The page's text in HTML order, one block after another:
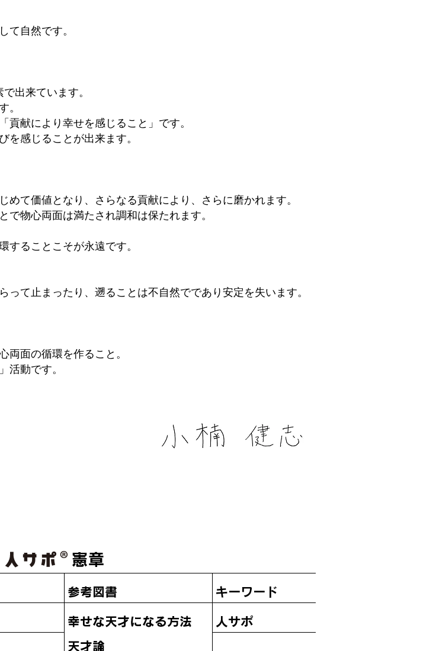
て自然です。
出来ています。
。
貢献により幸せを感じること」です。
を感じることが出来ます。
て価値となり、さらなる貢献により、さらに磨かれます。
物心両面は満たされ調和は保たれます。
することこそが永遠です。
て止まったり、遡ることは不自然でであり安定を失います。
両面の循環を作ること。
活動です。